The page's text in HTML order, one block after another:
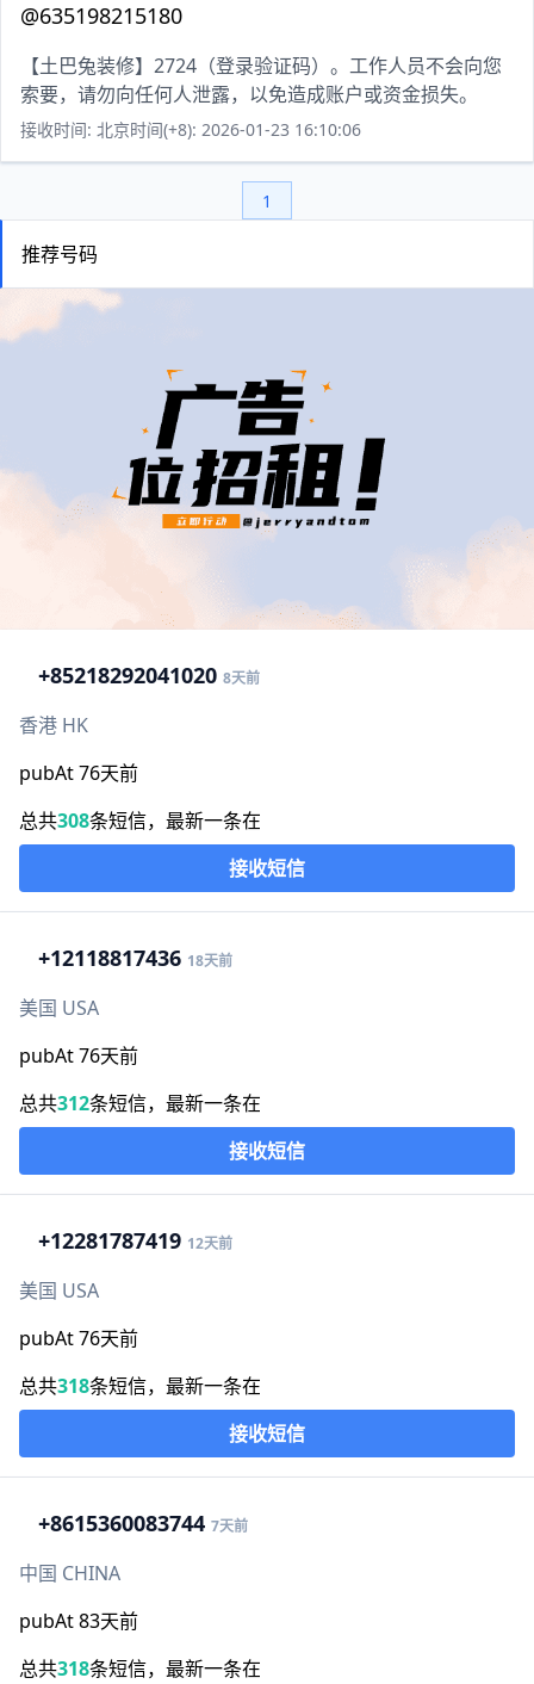
@635198215180
【土巴兔装修】2724（登录验证码）。工作人员不会向您
索要，请勿向任何人泄露，以免造成账户或资金损失。
接收时间: 北京时间(+8): 2026-01-23 16:10:06
1
推荐号码
+85218292041020 8天前
香港 HK
pubAt 76天前
总共308条短信，最新一条在
接收短信
+12118817436 18天前
美国 USA
pubAt 76天前
总共312条短信，最新一条在
接收短信
+12281787419 12天前
美国 USA
pubAt 76天前
总共318条短信，最新一条在
接收短信
+8615360083744 7天前
中国 CHINA
pubAt 83天前
总共318条短信，最新一条在